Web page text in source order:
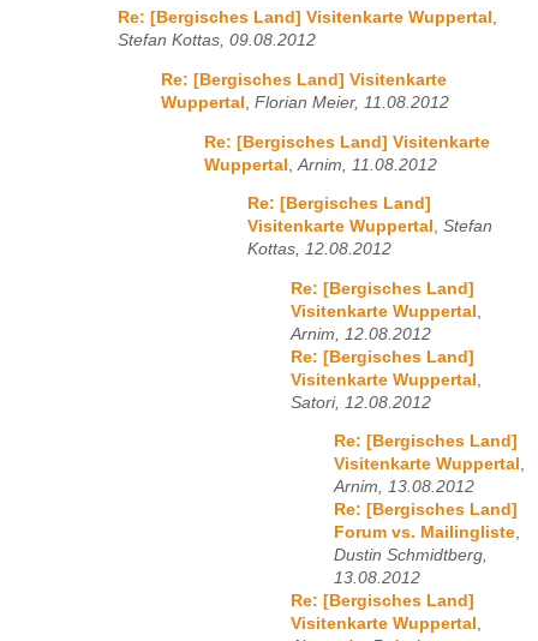
Re: [Bergisches Land] Visitenkarte Wuppertal ,
Stefan Kottas, 09.08.2012
Re: [Bergisches Land] Visitenkarte
Wuppertal
Florian Meier, 11.08.2012
Re: [Bergisches Land] Visitenkarte
Wuppertal Arnim, 11.08.2012
Re: [Bergisches Land]
Visitenkarte Wuppertal , Stefan
Kottas, 12.08.2012
Re: [Bergisches Land]
Visitenkarte Wuppertal
Arnim, 12.08.2012
Re: [Bergisches Land]
Visitenkarte Wuppertal
Satori, 12.08.2012
Re: [Bergisches Land]
Visitenkarte Wuppertal ,
Arnim, 13.08.2012
Re: [Bergisches Land]
Forum vs. Mailingliste,
Dustin Schmidtberg,
13.08.2012
Re: [Bergisches Land]
Visitenkarte Wuppertal ,